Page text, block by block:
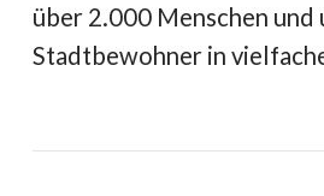
über 2.000 Menschen
Stadtbewohner in